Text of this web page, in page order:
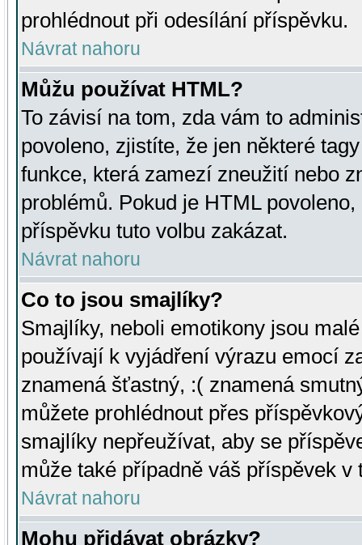
prohlédnout při odesílání příspěvku.
Návrat nahoru
Můžu používat HTML?
To závisí na tom, zda vám to
povoleno, zjistíte, že jen některé
funkce, která zamezí zneužití nebo
problémů. Pokud je HTML
příspěvku tuto volbu zakázat.
Návrat nahoru
Co to jsou smajlíky?
Smajlíky, neboli emotikony jsou
používají k vyjádření výrazu emocí
znamená šťastný, :( znamená
můžete prohlédnout přes
smajlíky nepřeužívat, aby se
může také případně váš příspěvek v
Návrat nahoru
Mohu přidávat obrázky?